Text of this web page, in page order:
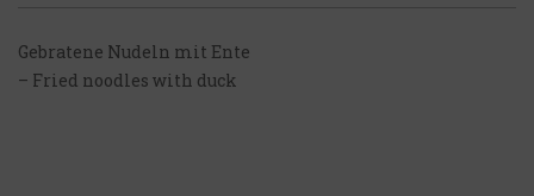
Gebratene Nudeln mit Ente
– Fried noodles with duck